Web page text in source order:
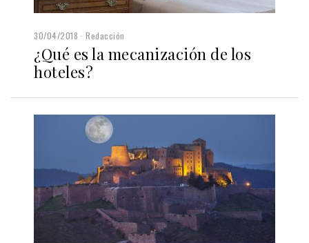
30/04/2018 Redacción
¿Qué es la mecanización de los
hoteles?